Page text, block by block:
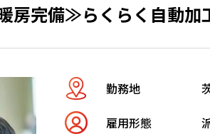
房完備≫らくらく自動加
勤務地
雇用形態